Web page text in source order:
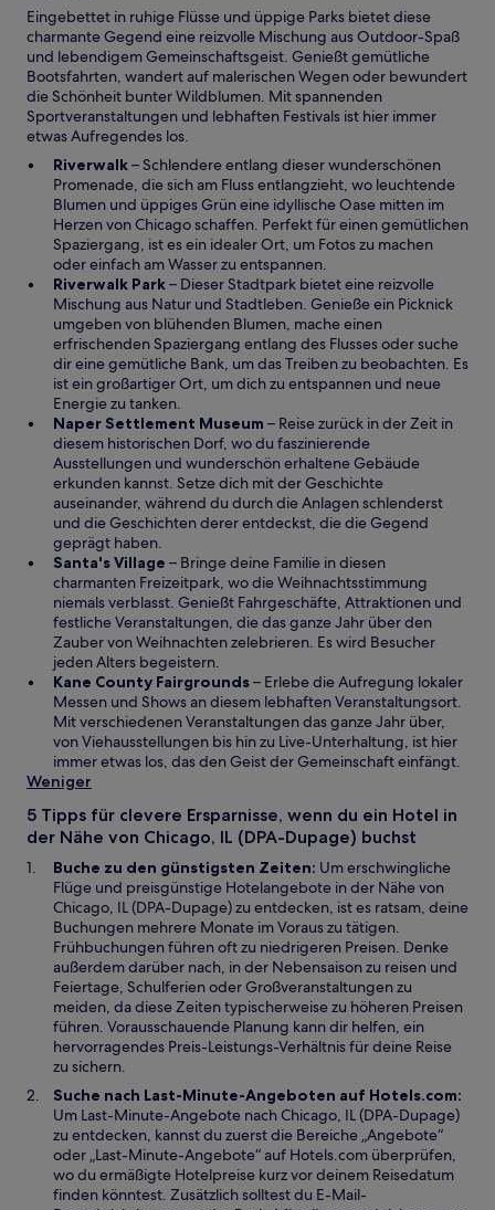
e
t
F
e
n
s
t
e
r
g
e
ö
f
f
n
e
t
Eingebettet in ruhige Flüsse und üppige Parks bietet diese
charmante Gegend eine reizvolle Mischung aus Outdoor-Spaß
und lebendigem Gemeinschaftsgeist. Genießt gemütliche
Bootsfahrten, wandert auf malerischen Wegen oder bewundert
die Schönheit bunter Wildblumen. Mit spannenden
Sportveranstaltungen und lebhaften Festivals ist hier immer
etwas Aufregendes los.
RiverwalkW
i
r
d
i
n
e
i
n
e
m
n
e
u
e
n
F
e
n
s
t
e
r
g
e
ö
f
f
n
e
t
– Schlendere entlang dieser wunderschönen
Promenade, die sich am Fluss entlangzieht, wo leuchtende
Blumen und üppiges Grün eine idyllische Oase mitten im
Herzen von Chicago schaffen. Perfekt für einen gemütlichen
Spaziergang, ist es ein idealer Ort, um Fotos zu machen
oder einfach am Wasser zu entspannen.
Riverwalk ParkW
i
r
d
i
n
e
i
n
e
m
n
e
e
n
F
e
n
s
t
e
r
g
e
f
n
e
t
– Dieser Stadtpark bietet eine reizvolle
Mischung aus Natur und Stadtleben. Genieße ein Picknick
umgeben von blühenden Blumen, mache einen
erfrischenden Spaziergang entlang des Flusses oder suche
dir eine gemütliche Bank, um das Treiben zu beobachten. Es
ist ein großartiger Ort, um dich zu entspannen und neue
Energie zu tanken.
Naper Settlement Museum W
i
r
d
i
n
i
n
e
m
n
u
e
n
F
e
t
e
r
g
e
ö
f
f
n
e
t
– Reise zurück in der Zeit in
diesem historischen Dorf, wo du faszinierende
Ausstellungen und wunderschön erhaltene Gebäude
erkunden kannst. Setze dich mit der Geschichte
auseinander, während du durch die Anlagen schlenderst
und die Geschichten derer entdeckst, die die Gegend
geprägt haben.
Santa's Village W
i
r
d
i
n
e
i
n
e
m
u
e
n
F
e
n
s
t
e
r
g
e
ö
f
n
e
t
– Bringe deine Familie in diesen
charmanten Freizeitpark, wo die Weihnachtsstimmung
niemals verblasst. Genießt Fahrgeschäfte, Attraktionen und
festliche Veranstaltungen, die das ganze Jahr über den
Zauber von Weihnachten zelebrieren. Es wird Besucher
jeden Alters begeistern.
Kane County FairgroundsW
i
r
d
i
i
n
m
n
e
u
e
n
F
e
n
s
e
r
g
e
ö
f
– Erlebe die Aufregung lokaler
Messen und Shows an diesem lebhaften Veranstaltungsort.
Mit verschiedenen Veranstaltungen das ganze Jahr über,
von Viehausstellungen bis hin zu Live-Unterhaltung, ist hier
immer etwas los, das den Geist der Gemeinschaft einfängt.
Weniger
5 Tipps für clevere Ersparnisse, wenn du ein Hotel in
der Nähe von Chicago, IL (DPA-Dupage) buchst
Buche zu den günstigsten Zeiten: Um erschwingliche
Flüge und preisgünstige Hotelangebote in der Nähe von
Chicago, IL (DPA-Dupage) zu entdecken, ist es ratsam, deine
Buchungen mehrere Monate im Voraus zu tätigen.
Frühbuchungen führen oft zu niedrigeren Preisen. Denke
außerdem darüber nach, in der Nebensaison zu reisen und
Feiertage, Schulferien oder Großveranstaltungen zu
meiden, da diese Zeiten typischerweise zu höheren Preisen
führen. Vorausschauende Planung kann dir helfen, ein
hervorragendes Preis-Leistungs-Verhältnis für deine Reise
zu sichern.
Suche nach Last-Minute-Angeboten auf Hotels.com:
Um Last-Minute-Angebote nach Chicago, IL (DPA-Dupage)
zu entdecken, kannst du zuerst die Bereiche „Angebote“
oder „Last-Minute-Angebote“ auf Hotels.com überprüfen,
wo du ermäßigte Hotelpreise kurz vor deinem Reisedatum
finden könntest. Zusätzlich solltest du E-Mail-